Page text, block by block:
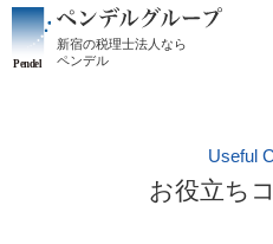
新宿の税理士法人なら
ペンデル
Useful
お役立ち